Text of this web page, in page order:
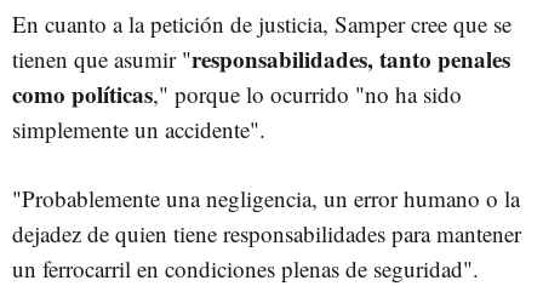
En cuanto a la petición de justicia, Samper cree que se
tienen que asumir "responsabilidades, tanto penales
como políticas," porque lo ocurrido "no ha sido
simplemente un accidente".
"Probablemente una negligencia, un error humano o la
dejadez de quien tiene responsabilidades para mantener
un ferrocarril en condiciones plenas de seguridad".